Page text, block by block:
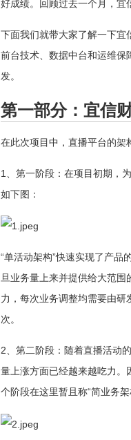
好成绩。回顾过去一个月，宜
下面我们就带大家了解一下宜
前台技术、数据中台和运维保
发。
第一部分：宜信
在此次项目中，直播平台的架
1、第一阶段：在项目初期，
如下图：
“单活动架构”快速实现了产品
旦业务量上来并提供给大范围
力，每次业务调整均需要由
次。
2、第二阶段：随着直播活动
量上涨方面已经越来越吃力。
个阶段在这里暂且称“简业务